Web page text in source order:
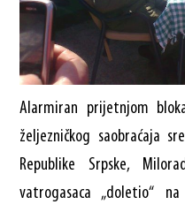
Alarmiran prijetnjom
željezničkog saobraćaja
Republike Srpske,
vatrogasaca „doletio“